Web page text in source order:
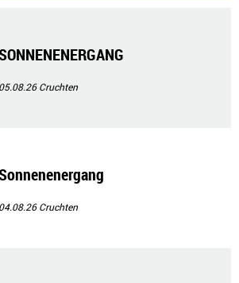
05.08.26Cruchten
04.08.26Cruchten